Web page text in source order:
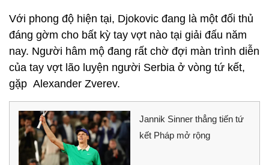
Với phong độ hiện tại, Djokovic đang là một đối thủ
đáng gờm cho bất kỳ tay vợt nào tại giải đấu năm
nay. Người hâm mộ đang rất chờ đợi màn trình diễn
của tay vợt lão luyện người Serbia ở vòng tứ kết,
gặp Alexander Zverev.
Jannik Sinner thẳng tiến tứ
kết Pháp mở rộng